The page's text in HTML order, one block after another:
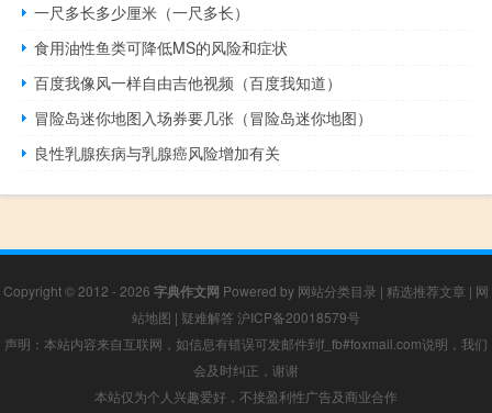
一尺多长多少厘米（一尺多长）
食用油性鱼类可降低MS的风险和症状
百度我像风一样自由吉他视频（百度我知道）
冒险岛迷你地图入场券要几张（冒险岛迷你地图）
良性乳腺疾病与乳腺癌风险增加有关
Copyright © 2012 - 2026 字典作文网 Powered by 网站分类目录 | 精选推荐文章 | 网
站地图 | 疑难解答 沪ICP备20018579号
声明：本站内容来自互联网，如信息有错误可发邮件到f_fb#foxmail.com说明，我们
会及时纠正，谢谢
本站仅为个人兴趣爱好，不接盈利性广告及商业合作